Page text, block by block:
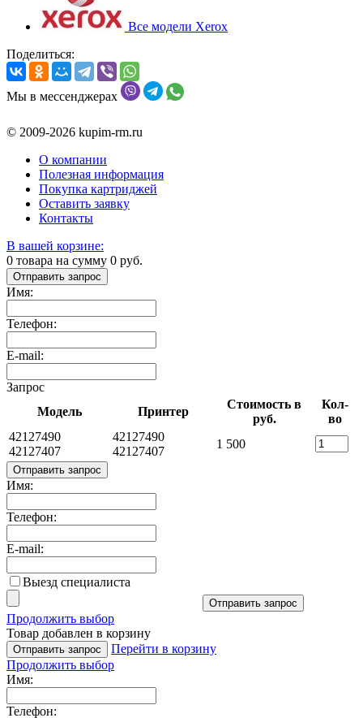
Все модели Xerox
Поделиться:
Мы в мессенджерах
© 2009-2026 kupim-rm.ru
О компании
Полезная информация
Покупка картриджей
Оставить заявку
Контакты
В вашей корзине:
0 товара на сумму 0 руб.
Отправить запрос
Имя:
Телефон:
E-mail:
Запрос
Модель
Принтер
Стоимость в
руб.
Кол-
во
42127490
42127407
42127490
42127407
1 500
Отправить запрос
Имя:
Телефон:
E-mail:
Выезд специалиста
Отправить запрос
Продолжить выбор
Товар добавлен в корзину
Отправить запрос
Перейти в корзину
Продолжить выбор
Имя:
Телефон: